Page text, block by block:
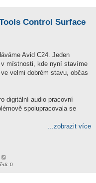
Control Surface
Avid C24. Jeden
místnosti, kde nyní stavíme
velmi dobrém stavu, občas
digitální audio pracovní
spolupracovala se
...zobrazit více
0